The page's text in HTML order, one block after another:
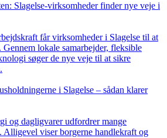
Slagelse-virksomheder finder nye veje i
får virksomheder i Slagelse til at
lokale samarbejder, fleksible
søger de nye veje til at sikre
i Slagelse – sådan klarer
og dagligvarer udfordrer mange
Alligevel viser borgerne handlekraft og